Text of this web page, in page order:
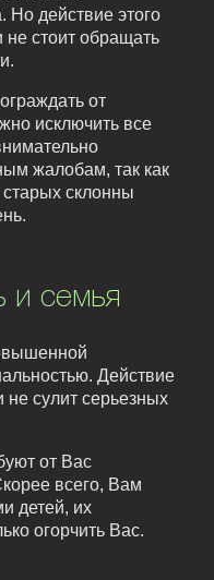
Но действие этого
стоит обращать
от
исключить все
жалобам, так как
склонны
и семья
Действие
не сулит серьезных
от Вас
всего, Вам
детей, их
огорчить Вас.